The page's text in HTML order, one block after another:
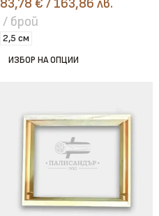
83,78 € / 163,86 лв.
брой
2,5 см
ИЗБОР НА ОПЦИИ